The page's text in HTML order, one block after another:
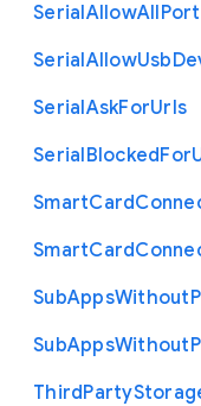
SerialAllowAll
SerialAllowUsb
SerialAskForUrls
SerialBlockedFor
SmartCard
SmartCard
SubAppsWithout
SubAppsWithout
ThirdParty